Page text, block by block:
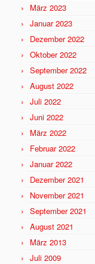
März 2023
Januar 2023
Dezember 2022
Oktober 2022
September 2022
August 2022
Juli 2022
Juni 2022
März 2022
Februar 2022
Januar 2022
Dezember 2021
November 2021
September 2021
August 2021
März 2013
Juli 2009